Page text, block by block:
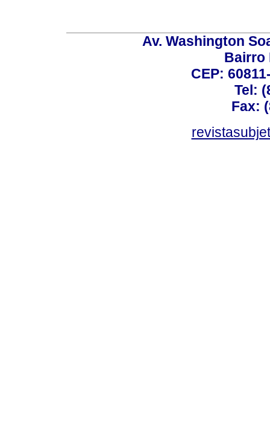
Av. Washington
Bairro
CEP:
Tel:
Fax: